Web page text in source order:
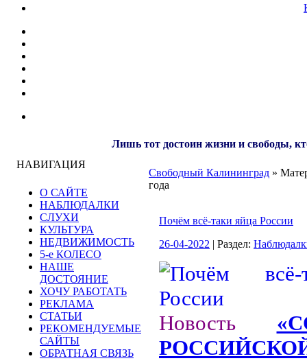
Лишь тот достоин жизни и свободы,
НАВИГАЦИЯ
О САЙТЕ
НАБЛЮДАЛКИ
СЛУХИ
КУЛЬТУРА
НЕДВИЖИМОСТЬ
5-е КОЛЕСО
НАШЕ
ДОСТОЯНИЕ
ХОЧУ РАБОТАТЬ
РЕКЛАМА
СТАТЬИ
РЕКОМЕНДУЕМЫЕ
САЙТЫ
ОБРАТНАЯ СВЯЗЬ
Свободный Калининград »
года
Почём всё-таки яйца России
26-04-2022 | Раздел:
Новость